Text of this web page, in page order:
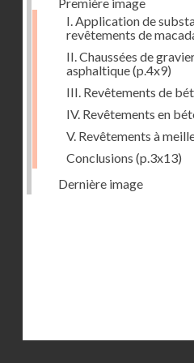
I. Application de
revêtements de
II. Chaussées de
asphaltique(p.4x9)
III. Revêtements de
IV. Revêtements en
V. Revêtements à
Conclusions (p.3x13)
Dernière image